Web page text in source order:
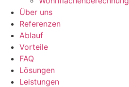
Über uns
Referenzen
Ablauf
Vorteile
FAQ
Lösungen
Leistungen